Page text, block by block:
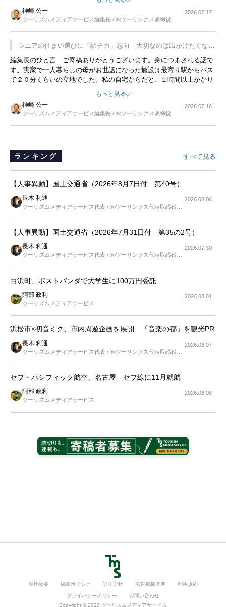
した。プレゼンも巧みで、今でも思い出すことが２つあります。一つ
は、従業員に東京ディズニーランドを見学させ、サービス業、接客業
の何かを理解してもらっていることです。 もう一つは1800円もする
プレミアムヨーグルトを販売するにあたり、社内に懸念もあったそう
です。永井社長は、駐車場に都内ナンバーの高級外車が停まっている
ことに目をつけ、高級商品でも売れると確信したそうです。今回の記
事を懐かしく読みました。
神崎 公一
ツーリズムメディアサービス編集長 / ㈱ツーリンクス取締役
2026.07.17
シニアの住まい選びに「駅チカ」志向 大切なのは出かけたくなる
暮らし
編集長のひと言 ご寄稿ありがとうございます。身につまされる話で
す。実家で一人暮らしの母がお世話になった施設は最寄り駅からバス
で２０分くらいの立地でした。私の自宅からだと、１時間以上かかり
ました。母の住まいから近いという理由で、その施設を選択したので
すが、私と妹にとっては、半日仕事ででした。シニアの住まい選び
は、当人だけではなく、世話をする家族の足の便も考えない外池ない
と思いました。
もっと見る
神崎 公一
ツーリズムメディアサービス編集長 / ㈱ツーリンクス取締役
2026.07.16
ランキング すべて見る
【人事異動】国土交通省（2026年8月7日付 第40号）
長木 利通
ツーリズムメディアサービス代表 / ㈱ツーリンクス代表取締役社
2026.08.06
【人事異動】国土交通省（2026年7月31日付 第35の2号）
長木 利通
ツーリズムメディアサービス代表 / ㈱ツーリンクス代表取締役社
2026.07.30
白浜町、ポストパンダで大学生に100万円委託
阿部 政利
ツーリズムメディアサービス
2026.08.01
浜松市×初音ミク、市内周遊企画を展開 「音楽の都」を観光PR
長木 利通
ツーリズムメディアサービス代表 / ㈱ツーリンクス代表取締役社
2026.08.07
セブ・パシフィック航空、名古屋―セブ線に11月就航
阿部 政利
ツーリズムメディアサービス
2026.08.08
会社概要 編集ポリシー 訂正方針 広告掲載基準 利用規約
プライバシーポリシー
お問い合わせ
Copyright © 2023 ツーリズムメディアサービス